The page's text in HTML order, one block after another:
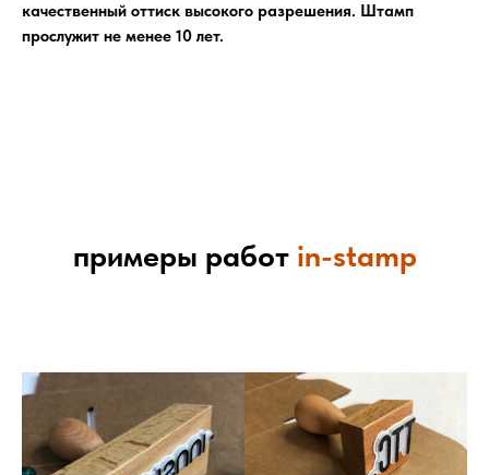
качественный оттиск высокого разрешения. Штамп
прослужит не менее 10 лет.
примеры работ in-stamp